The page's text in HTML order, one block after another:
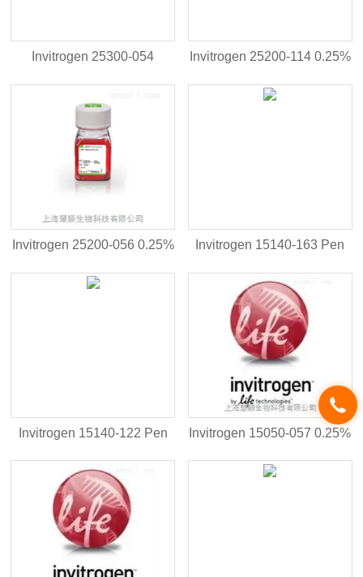
Invitrogen 25300-054
Trypsin-EDTA （0.05%）
Invitrogen 25200-114 0.25%
Trypsin-EDTA
Invitrogen 25200-056 0.25%
Trypsin-EDTA
Invitrogen 15140-163 Pen
Strep
Invitrogen 15140-122 Pen
Strep
Invitrogen 15050-057 0.25%
Trypsin（1X）